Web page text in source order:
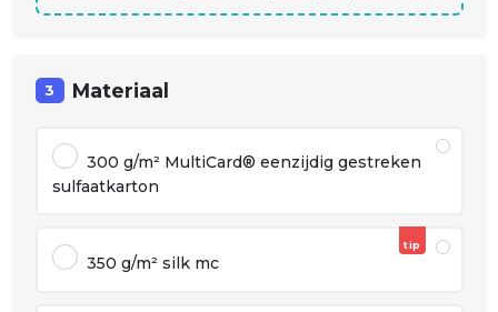
3 Materiaal
300 g/m² MultiCard® eenzijdig gestreken
sulfaatkarton
tip
350 g/m² silk mc